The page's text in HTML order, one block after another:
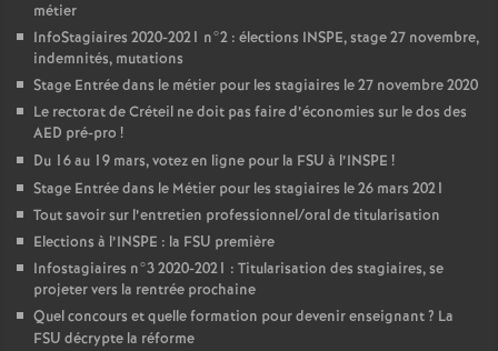
métier
InfoStagiaires 2020-2021 n°2 : élections INSPE, stage 27 novembre,
indemnités, mutations
Stage Entrée dans le métier pour les stagiaires le 27 novembre 2020
Le rectorat de Créteil ne doit pas faire d’économies sur le dos des
AED pré-pro !
Du 16 au 19 mars, votez en ligne pour la FSU à l’INSPE !
Stage Entrée dans le Métier pour les stagiaires le 26 mars 2021
Tout savoir sur l’entretien professionnel/oral de titularisation
Elections à l’INSPE : la FSU première
Infostagiaires n°3 2020-2021 : Titularisation des stagiaires, se
projeter vers la rentrée prochaine
Quel concours et quelle formation pour devenir enseignant? La
FSU décrypte la réforme